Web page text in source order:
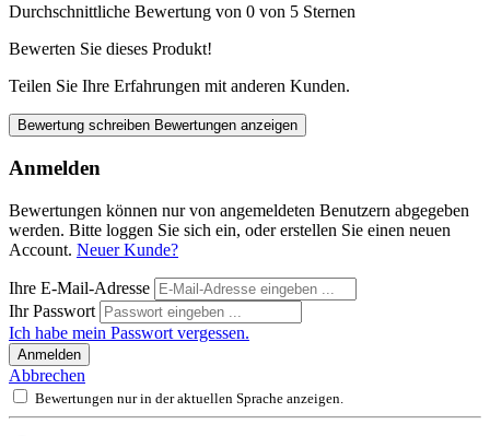
Durchschnittliche Bewertung von 0 von 5 Sternen
Bewerten Sie dieses Produkt!
Teilen Sie Ihre Erfahrungen mit anderen Kunden.
Bewertung schreiben Bewertungen anzeigen
Anmelden
Bewertungen können nur von angemeldeten Benutzern abgegeben
werden. Bitte loggen Sie sich ein, oder erstellen Sie einen neuen
Account. Neuer Kunde?
Ihre E-Mail-Adresse
Ihr Passwort
Ich habe mein Passwort vergessen.
Anmelden
Abbrechen
Bewertungen nur in der aktuellen Sprache anzeigen.